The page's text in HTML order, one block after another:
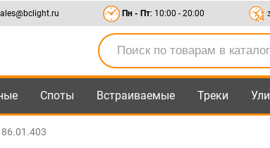
Пн - Пт: 10:00 - 20:00
Споты Встраиваемые Треки